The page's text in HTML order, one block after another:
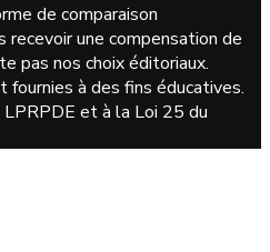
de comparaison
recevoir une compensation de
pas nos choix éditoriaux.
à des fins éducatives.
et à la Loi 25 du